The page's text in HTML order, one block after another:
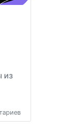
из